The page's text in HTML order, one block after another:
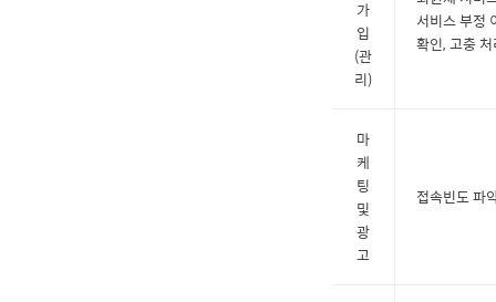
가
입
(관
리)
서비스 부정
확인, 고충
마
케
팅
및
광
고
접속빈도 파